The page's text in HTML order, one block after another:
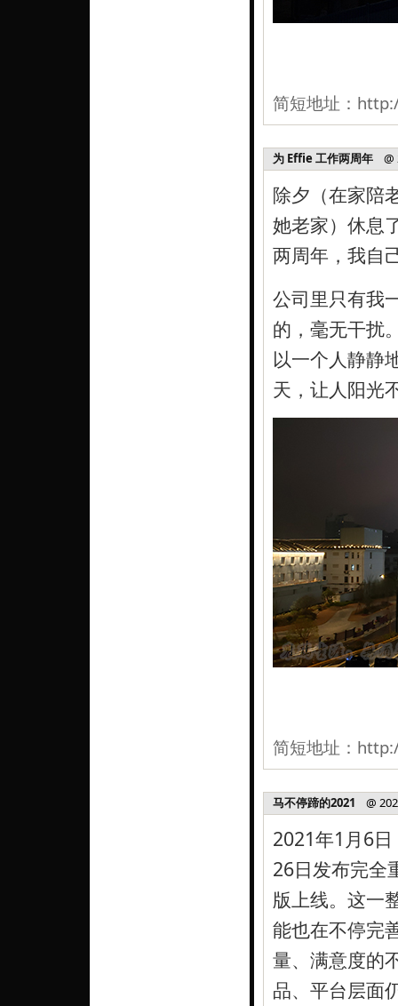
简短地址：
为 Effie 工作两周年 @
除夕（在家陪
她老家）休息
两周年，我自
公司里只有我
的，毫无干扰
以一个人静静
天，让人阳光
简短地址：
马不停蹄的2021 @
2021年1月6
26日发布完全
版上线。这一
能也在不停完
量、满意度的
品、平台层面